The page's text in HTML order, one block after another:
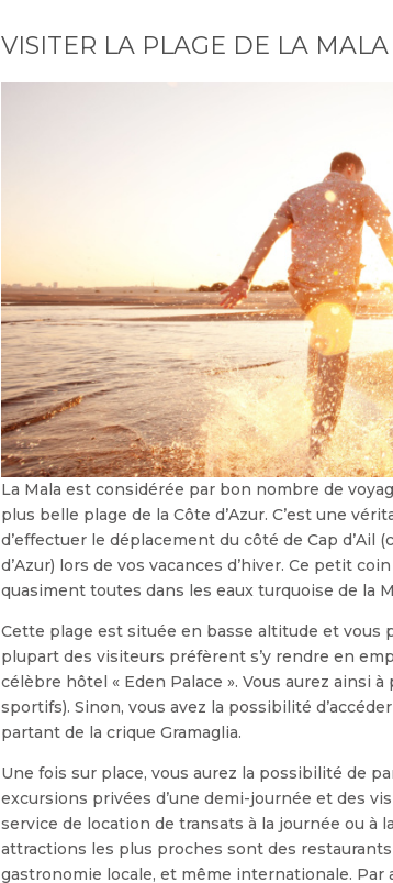
VISITER LA PLAGE DE LA MALA
La Mala est considérée par bon nombre de
plus belle plage de la Côte d’Azur. C’est une
d’effectuer le déplacement du côté de Cap
d’Azur) lors de vos vacances d’hiver. Ce petit
quasiment toutes dans les eaux turquoise de la
Cette plage est située en basse altitude et vous
plupart des visiteurs préfèrent s’y rendre en
célèbre hôtel « Eden Palace ». Vous aurez ainsi
sportifs). Sinon, vous avez la possibilité
partant de la crique Gramaglia.
Une fois sur place, vous aurez la possibilité de
excursions privées d’une demi-journée et des
service de location de transats à la journée ou à
attractions les plus proches sont des
gastronomie locale, et même internationale. Par